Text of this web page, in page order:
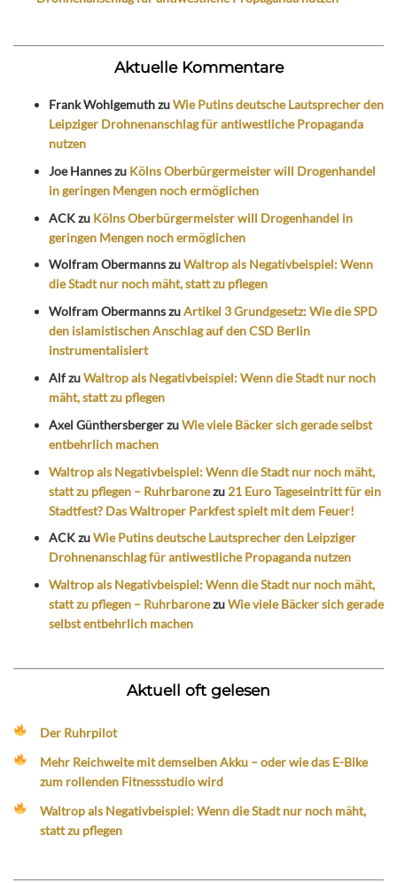
Aktuelle Kommentare
Frank WohlgemuthzuWie Putins deutsche Lautsprecher den
Leipziger Drohnenanschlag für antiwestliche Propaganda
nutzen
Joe Hanneszu Kölns Oberbürgermeister will Drogenhandel
in geringen Mengen noch ermöglichen
ACKzu Kölns Oberbürgermeister will Drogenhandel in
geringen Mengen noch ermöglichen
Wolfram ObermannszuWaltrop als Negativbeispiel: Wenn
die Stadt nur noch mäht, statt zu pflegen
Wolfram ObermannszuArtikel 3 Grundgesetz: Wie die SPD
den islamistischen Anschlag auf den CSD Berlin
instrumentalisiert
AlfzuWaltrop als Negativbeispiel: Wenn die Stadt nur noch
mäht, statt zu pflegen
Axel GünthersbergerzuWie viele Bäcker sich gerade selbst
entbehrlich machen
Waltrop als Negativbeispiel: Wenn die Stadt nur noch mäht,
statt zu pflegen – Ruhrbaronezu 21 Euro Tageseintritt für ein
Stadtfest? Das Waltroper Parkfest spielt mit dem Feuer!
ACKzuWie Putins deutsche Lautsprecher den Leipziger
Drohnenanschlag für antiwestliche Propaganda nutzen
Waltrop als Negativbeispiel: Wenn die Stadt nur noch mäht,
statt zu pflegen – RuhrbaronezuWie viele Bäcker sich gerade
selbst entbehrlich machen
Aktuell oft gelesen
Der Ruhrpilot
Mehr Reichweite mit demselben Akku – oder wie das E-Bike
zum rollenden Fitnessstudio wird
Waltrop als Negativbeispiel: Wenn die Stadt nur noch mäht,
statt zu pflegen